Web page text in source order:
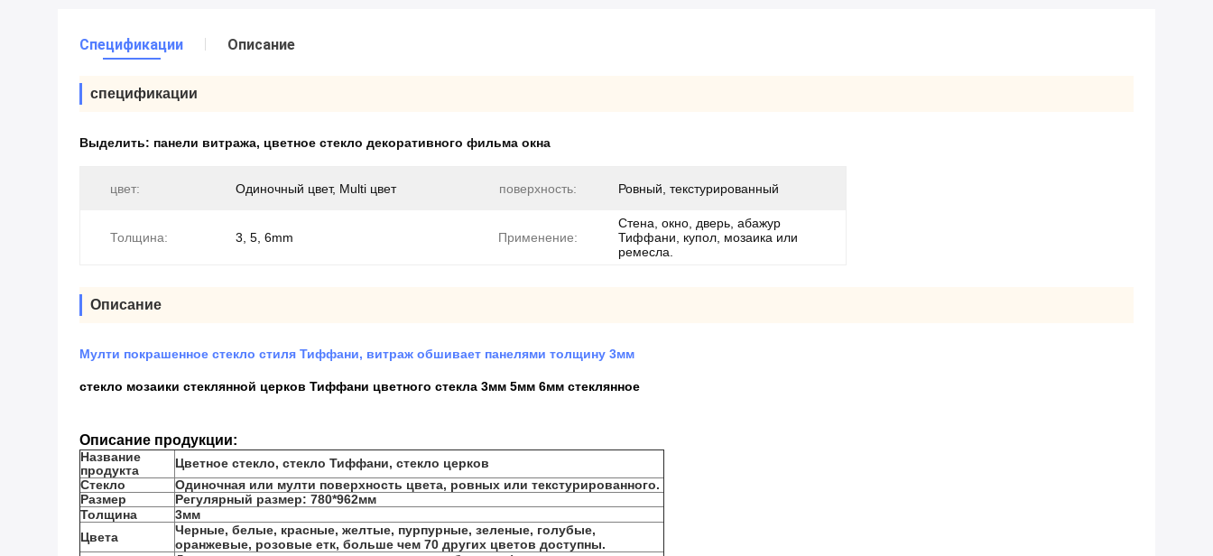
Спецификации Описание
спецификации
Выделить: панели витража, цветное стекло декоративного фильма окна
цвет: Одиночный цвет, Multi цвет поверхность: Ровный, текстурированный
Толщина: 3, 5, 6mm Применение:
Стена, окно, дверь, абажур
Тиффани, купол, мозаика или
ремесла.
Описание
Мулти покрашенное стекло стиля Тиффани, витраж обшивает панелями толщину 3мм
стекло мозаики стеклянной церков Тиффани цветного стекла 3мм 5мм 6мм стеклянное
Описание продукции:
Название
продукта
Цветное стекло, стекло Тиффани, стекло церков
Стекло
Одиночная или мулти поверхность цвета, ровных или текстурированного.
Размер
Регулярный размер: 780*962мм
Толщина
3мм
Цвета
Черные, белые, красные, желтые, пурпурные, зеленые, голубые,
оранжевые, розовые етк, больше чем 70 других цветов доступны.